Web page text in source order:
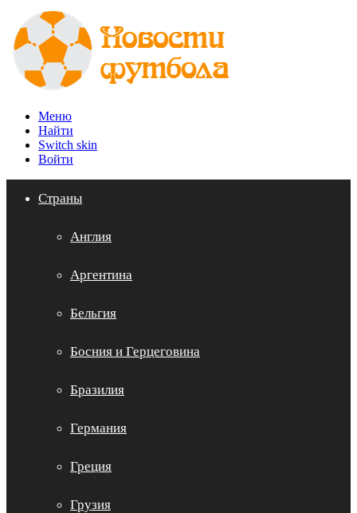
Меню
Найти
Switch skin
Войти
Страны
Англия
Аргентина
Бельгия
Босния и Герцеговина
Бразилия
Германия
Греция
Грузия